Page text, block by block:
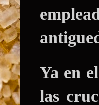
Ya en
las